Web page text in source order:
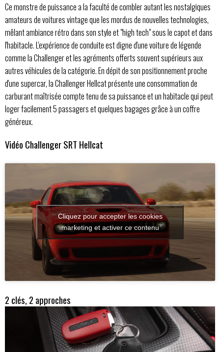
Ce monstre de puissance a la faculté de combler autant les nostalgiques
amateurs de voitures vintage que les mordus de nouvelles technologies,
mêlant ambiance rétro dans son style et "high tech" sous le capot et dans
l'habitacle. L'expérience de conduite est digne d'une voiture de légende
comme la Challenger et les agréments offerts souvent supérieurs aux
autres véhicules de la catégorie. En dépit de son positionnement proche
d'une supercar, la Challenger Hellcat présente une consommation de
carburant maîtrisée compte tenu de sa puissance et un habitacle qui peut
loger facilement 5 passagers et quelques bagages grâce à un coffre
généreux.
Vidéo Challenger SRT Hellcat
Cliquez pour accepter les cookies
marketing et activer ce contenu
2 clés, 2 approches